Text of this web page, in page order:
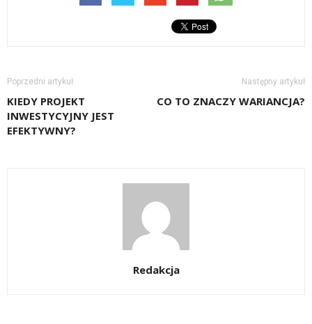
Poprzedni artykuł
KIEDY PROJEKT
INWESTYCYJNY JEST
EFEKTYWNY?
Następny artykuł
CO TO ZNACZY WARIANCJA?
Redakcja